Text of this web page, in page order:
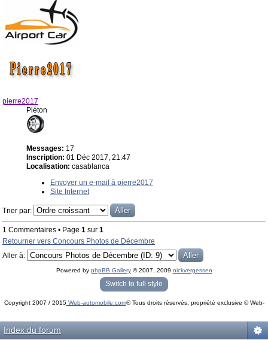
pierre2017
Piéton
Messages: 17
Inscription: 01 Déc 2017, 21:47
Localisation: casablanca
Envoyer un e-mail à pierre2017
Site Internet
Trier par:
1 Commentaires • Page 1 sur 1
Retourner vers Concours Photos de Décembre
Aller à:
Powered by phpBB Gallery© 2007, 2009 nickvergessen
« phpBB Gallery » - Traduction française par
darky
Switch to full style
Copyright 2007 / 2015Web-automobile.com® Tous droits réservés, propriété exclusive © Web-
Index du forum